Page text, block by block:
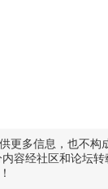
更多信息，也不
容经社区和论坛